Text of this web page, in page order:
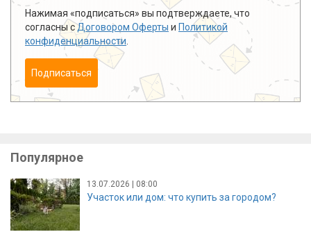
Нажимая «подписаться» вы подтверждаете, что
согласны сДоговором Оферты и Политикой
конфиденциальности
Подписаться
Популярное
13.07.2026 | 08:00
Участок или дом: что купить за городом?